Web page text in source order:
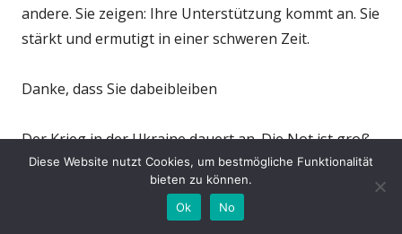
andere. Sie zeigen: Ihre Unterstützung kommt an. Sie
stärkt und ermutigt in einer schweren Zeit.
Danke, dass Sie dabeibleiben
Der Krieg in der Ukraine dauert an. Die Not ist groß,
viele Kräfte sind erschöpft. Umso wichtiger ist es,
dass Hilfe nicht abreißt – auch dann, wenn sie klein
erscheint. Denn diese Zeichen von Mitgefühl,
Diese Website nutzt Cookies, um bestmögliche Funktionalität
bieten zu können.
Ok
No